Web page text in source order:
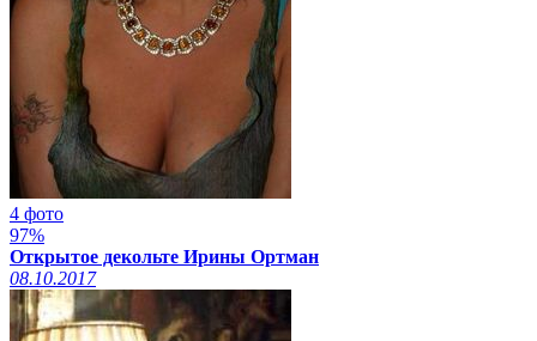
4 фото
97%
Открытое декольте Ирины Ортман
08.10.2017